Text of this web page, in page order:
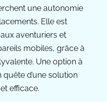
une autonomie
Elle est
aventuriers et
mobiles, grâce à
Une option à
d’une solution
efficace.